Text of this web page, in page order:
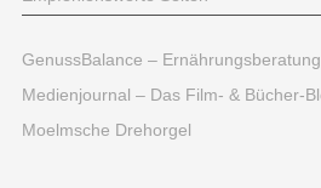
GenussBalance –
Medienjournal – Das Film- & Bücher-
Moelmsche Drehorgel